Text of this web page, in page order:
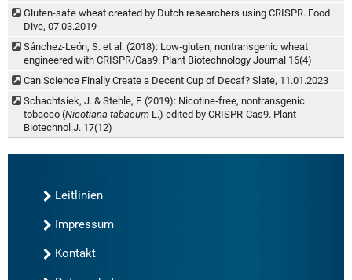
Gluten-safe wheat created by Dutch researchers using CRISPR. Food
Dive, 07.03.2019
Sánchez-León, S. et al. (2018): Low‐gluten, nontransgenic wheat
engineered with CRISPR/Cas9. Plant Biotechnology Journal 16(4)
Can Science Finally Create a Decent Cup of Decaf? Slate, 11.01.2023
Schachtsiek, J. & Stehle, F. (2019): Nicotine‐free, nontransgenic
tobacco (Nicotiana tabacum L.) edited by CRISPR‐Cas9. Plant
Biotechnol J. 17(12)
Leitlinien
Impressum
Kontakt